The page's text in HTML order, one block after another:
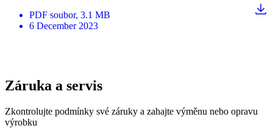
PDF soubor, 3.1 MB
6 December 2023
Záruka a servis
Zkontrolujte podmínky své záruky a zahajte výměnu nebo opravu
výrobku